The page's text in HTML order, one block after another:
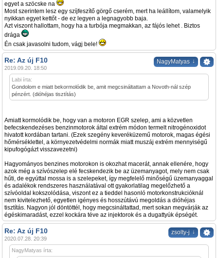
egyet a szöcske na
Most szerintem lesz egy szíjfeszítő görgő cserém, mert ha leállítom, valamelyik
nyikkan egyet kettőt - de ez legyen a legnagyobb baja.
Azt viszont hallottam, hogy ha a turbója megmakkan, az fájós lehet . Biztos
drága
Én csak javasolni tudom, vágj bele!
NagyMatyas ↓
Re: Az új F10
2019.09.20. 18:50
Labi írta:
Gondolom e miatt bekormolódik be, amit megcsináltattam a Novoth-nál szép
pénzért. (dióhéjas tisztítás)
Amiatt kormolódik be, hogy van a motoron EGR szelep, ami a közvetlen
befecskendezéses benzinmotorok által extrém módon termelt nitrogénoxidot
hivatott kordában tartani. (Ezek szegény keveréküzemű motorok, magas égési
hőmérséklettel, a környezetvédelmi normák miatt muszáj extrém mennyiségű
kipufogógázt visszavezetni)
Hagyományos benzines motorokon is okozhat macerát, annak ellenére, hogy
azok még a szívószelep elé fecskendezik be az üzemanyagot, mely nem csak
hűti, de egyúttal mossa is a szelepeket, így megfelelő minőségű üzemanyaggal
és adalékok rendszeres használatával ott gyakorlatilag megelőzhető a
szívóoldal kokszolódása, viszont ez a tieddel hasonló motorkonstrukcióknál
nem kivitelezhető, egyetlen igényes és hosszútávú megoldás a dióhéjas
tisztítás. Nagyon jól döntöttél, hogy megcsináltattad, mert sokan megvárják az
égéskimaradást, ezzel kockára téve az injektorok és a dugattyúk épségét.
zsolty-j ↓
Re: Az új F10
2020.07.28. 20:39
NagyMatyas írta: